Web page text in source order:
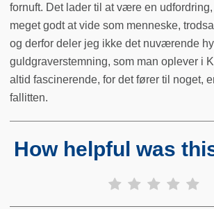
fornuft. Det lader til at være en
meget godt at vide som menneske,
og derfor deler jeg ikke det nuværende
guldgraverstemning, som man oplever i
altid fascinerende, for det fører til noget,
fallitten.
How helpful was